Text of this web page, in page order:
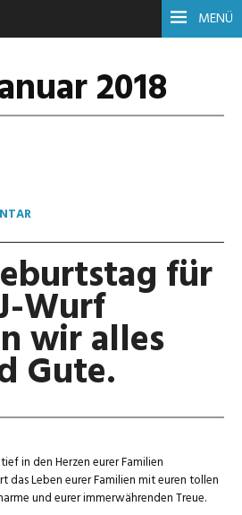
MENÜ
2018
für
Wurf
wir alles
Gute.
in den Herzen eurer Familien
das Leben eurer Familien mit euren tollen
und eurer immerwährenden Treue.